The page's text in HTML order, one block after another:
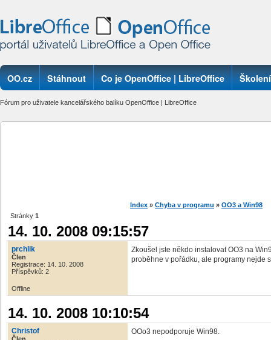
OO.cz Stáhnout Co je OpenOffice | LibreOffice Školení
Fórum pro uživatele kancelářského balíku OpenOffice | LibreOffice
Index » Chyba v programu » OO3 a Win98
Stránky 1
14. 10. 2008 09:15:57
prchlik
Člen
Registrace: 14. 10. 2008
Příspěvků: 2
Zkoušel jste někdo instalovat OO3 na
proběhne v pořádku, ale programy nejde
Offline
14. 10. 2008 10:10:54
Christof OOo3 nepodporuje Win98.